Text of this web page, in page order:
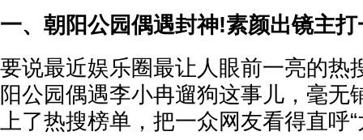
一、朝阳公园偶遇封神!素颜出镜主
要说最近娱乐圈最让人眼前一亮的热
阳公园偶遇李小冉遛狗这事儿，毫无
上了热搜榜单，把一众网友看得直呼“